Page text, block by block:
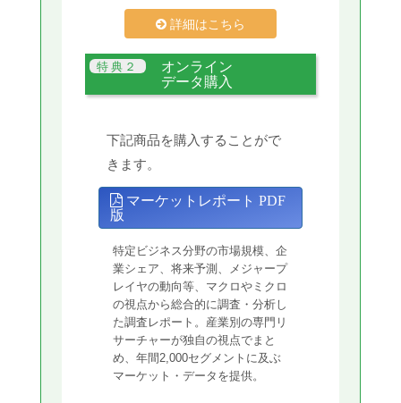
詳細はこちら
オンライン
データ購入
下記商品を購入することがで
きます。
マーケットレポート PDF
版
特定ビジネス分野の市場規模、企
業シェア、将来予測、メジャープ
レイヤの動向等、マクロやミクロ
の視点から総合的に調査・分析し
た調査レポート。産業別の専門リ
サーチャーが独自の視点でまと
め、年間2,000セグメントに及ぶ
マーケット・データを提供。